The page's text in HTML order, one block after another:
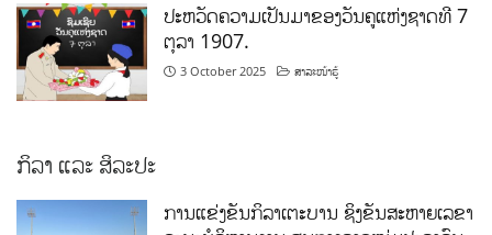
ປະຫວັດຄວາມເປັນມາຂອງວັນຄູແຫ່ງຊາດທີ 7
ຕຸລາ 1907.
3 October 2025 ສາລະໜ້າຮູ້
ກິລາ ແລະ ສິລະປະ
ການແຂ່ງຂັນກິລາເຕະບານ ຊິງຂັນສະຫາຍເລຂາ